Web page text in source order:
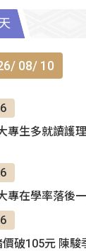
08/ 10
專生多就讀護
專在學率落後
價破105元 陳駿